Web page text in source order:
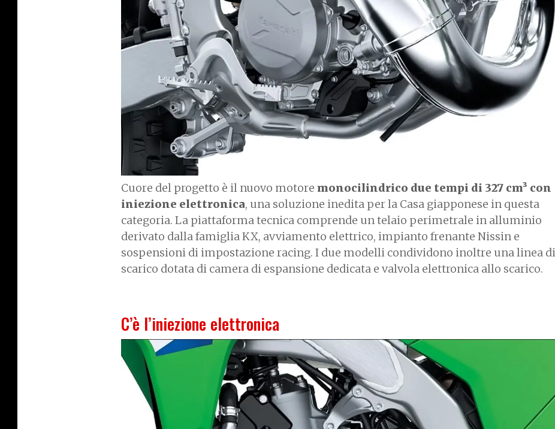
Cuore del progetto è il nuovo motore monocilindrico due tempi di 327 cm³ con
iniezione elettronica, una soluzione inedita per la Casa giapponese in questa
categoria. La piattaforma tecnica comprende un telaio perimetrale in alluminio
derivato dalla famiglia KX, avviamento elettrico, impianto frenante Nissin e
sospensioni di impostazione racing. I due modelli condividono inoltre una linea di
scarico dotata di camera di espansione dedicata e valvola elettronica allo scarico.
C’è l’iniezione elettronica
m